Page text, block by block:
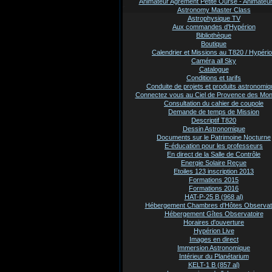
Astronomy Master Class
Astrophysique TV
Aux commandes d'Hypérion
Bibliothèque
Boutique
Calendrier et Missions au T820 /
Caméra all Sky
Catalogue
Conditions et tarifs
Conduite de projets et produits
Connectez vous au Ciel de Provence des
Consultation du cahier de coupole
Demande de temps de Mission
Descriptif T820
Dessin Astronomique
Documents sur le Patrimoine Nocturne
E-éducation pour les professeurs
En direct de la Salle de Contrôle
Energie Solaire Reçue
Etoiles 123 inscription 2013
Formations 2015
Formations 2016
HAT-P-25 B (968 al)
Hébergement Chambres d'Hôtes
Hébergement Gîtes Observatoire
Horaires d'ouverture
Hypérion Live
Images en direct
Immersion Astronomique
Intérieur du Planétarium
KELT-1 B (857 al)